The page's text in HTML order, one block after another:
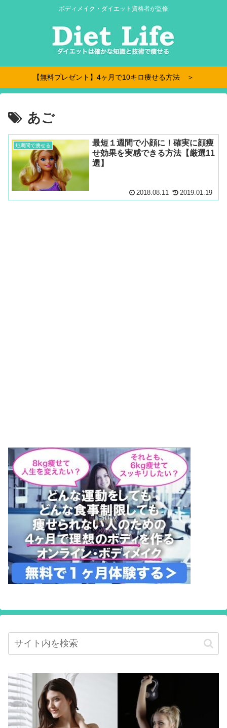
ボディメイク・ダイエット資格者が監修
【無料プレゼント】4ヶ月で10キロ痩せる方法 ＞
あご
短期間で痩せる
最短１週間で小顔に！確実に顔痩
せ効果を実感できる方法【厳選11
選】
2018.08.11 2019.01.19